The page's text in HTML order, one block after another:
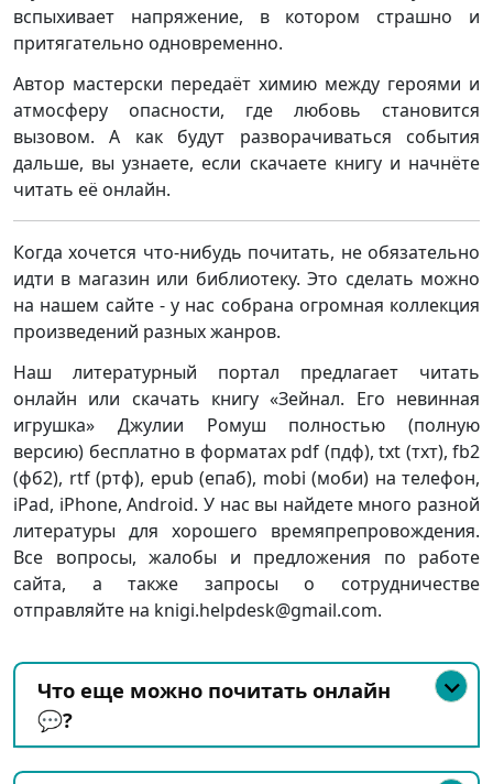
вспыхивает напряжение, в котором страшно и
притягательно одновременно.
Автор мастерски передаёт химию между героями и
атмосферу опасности, где любовь становится
вызовом. А как будут разворачиваться события
дальше, вы узнаете, если скачаете книгу и начнёте
читать её онлайн.
Когда хочется что-нибудь почитать, не обязательно
идти в магазин или библиотеку. Это сделать можно
на нашем сайте - у нас собрана огромная коллекция
произведений разных жанров.
Наш литературный портал предлагает читать
онлайн или скачать книгу «Зейнал. Его невинная
игрушка» Джулии Ромуш полностью (полную
версию) бесплатно в форматах pdf (пдф), txt (тхт), fb2
(фб2), rtf (ртф), epub (епаб), mobi (моби) на телефон,
iPad, iPhone, Android. У нас вы найдете много разной
литературы для хорошего времяпрепровождения.
Все вопросы, жалобы и предложения по работе
сайта, а также запросы о сотрудничестве
отправляйте на knigi.helpdesk@gmail.com.
Что еще можно почитать онлайн
💬?